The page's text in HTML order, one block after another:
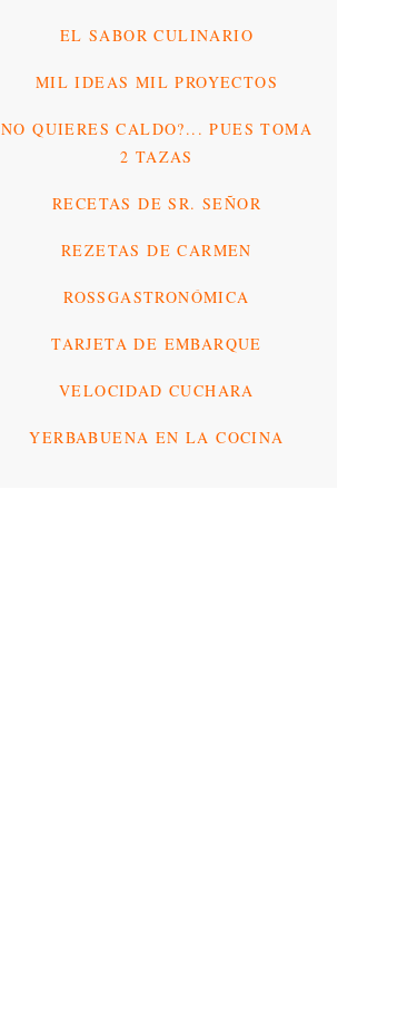
EL SABOR CULINARIO
MIL IDEAS MIL PROYECTOS
NO QUIERES CALDO?... PUES TOMA
2 TAZAS
RECETAS DE SR. SEÑOR
REZETAS DE CARMEN
ROSSGASTRONÓMICA
TARJETA DE EMBARQUE
VELOCIDAD CUCHARA
YERBABUENA EN LA COCINA